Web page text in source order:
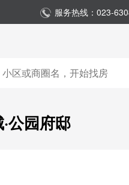
服务热线：023-
公园府邸